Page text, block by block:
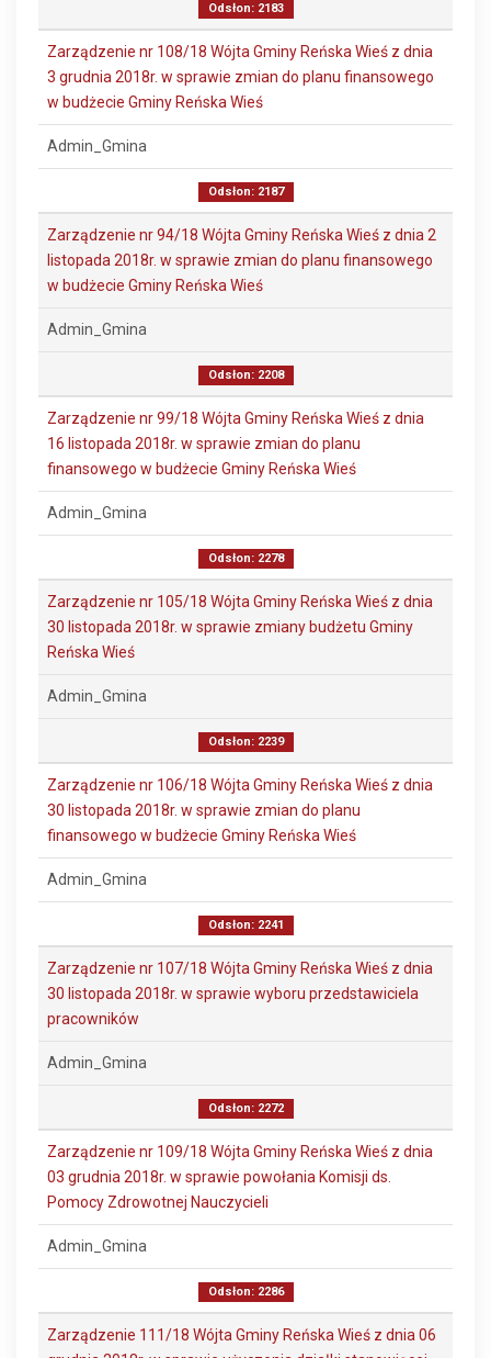
Odsłon: 2183
Zarządzenie nr 108/18 Wójta Gminy Reńska Wieś z dnia
3 grudnia 2018r. w sprawie zmian do planu finansowego
w budżecie Gminy Reńska Wieś
Admin_Gmina
Odsłon: 2187
Zarządzenie nr 94/18 Wójta Gminy Reńska Wieś z dnia 2
listopada 2018r. w sprawie zmian do planu finansowego
w budżecie Gminy Reńska Wieś
Admin_Gmina
Odsłon: 2208
Zarządzenie nr 99/18 Wójta Gminy Reńska Wieś z dnia
16 listopada 2018r. w sprawie zmian do planu
finansowego w budżecie Gminy Reńska Wieś
Admin_Gmina
Odsłon: 2278
Zarządzenie nr 105/18 Wójta Gminy Reńska Wieś z dnia
30 listopada 2018r. w sprawie zmiany budżetu Gminy
Reńska Wieś
Admin_Gmina
Odsłon: 2239
Zarządzenie nr 106/18 Wójta Gminy Reńska Wieś z dnia
30 listopada 2018r. w sprawie zmian do planu
finansowego w budżecie Gminy Reńska Wieś
Admin_Gmina
Odsłon: 2241
Zarządzenie nr 107/18 Wójta Gminy Reńska Wieś z dnia
30 listopada 2018r. w sprawie wyboru przedstawiciela
pracowników
Admin_Gmina
Odsłon: 2272
Zarządzenie nr 109/18 Wójta Gminy Reńska Wieś z dnia
03 grudnia 2018r. w sprawie powołania Komisji ds.
Pomocy Zdrowotnej Nauczycieli
Admin_Gmina
Odsłon: 2286
Zarządzenie 111/18 Wójta Gminy Reńska Wieś z dnia 06